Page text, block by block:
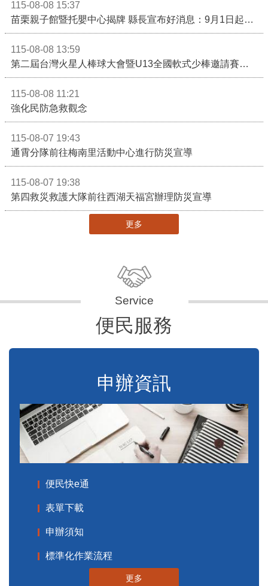
115-08-08 15:37
苗栗親子館暨托嬰中心揭牌 縣長宣布好消息：9月1日起調降臨時托嬰費用
115-08-08 13:59
第二屆台灣火星人棒球大會暨U13全國軟式少棒邀請賽在苗栗舉辦
115-08-08 11:21
強化民防急救觀念
115-08-07 19:43
通霄分隊前往梅南里活動中心進行防災宣導
115-08-07 19:38
第四救災救護大隊前往西湖天福宮辦理防災宣導
更多
便民服務
申辦資訊
便民快e通
表單下載
申辦須知
標準化作業流程
更多